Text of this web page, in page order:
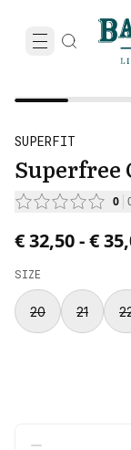
SUPERFIT
Superfree
0
Price from €
€ 32,50-€
SIZE
20 21